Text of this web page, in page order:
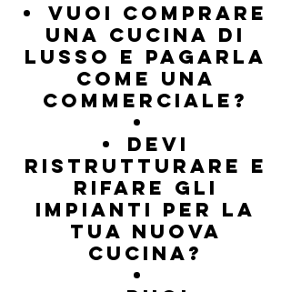
Vuoi comprare
una cucina di
lusso e pagarla
come una
commerciale?
DEVI
RISTRUTTURARE E
RIFARE GLI
IMPIANTI PER LA
TUA NUOVA
CUCINA?